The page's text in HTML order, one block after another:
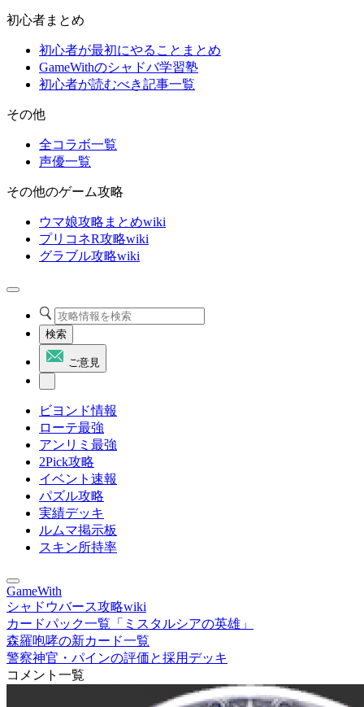
初心者まとめ
初心者が最初にやることまとめ
GameWithのシャドバ学習塾
初心者が読むべき記事一覧
その他
全コラボ一覧
声優一覧
その他のゲーム攻略
ウマ娘攻略まとめwiki
プリコネR攻略wiki
グラブル攻略wiki
検索
ご意見
ビヨンド情報
ローテ最強
アンリミ最強
2Pick攻略
イベント速報
パズル攻略
実績デッキ
ルムマ掲示板
スキン所持率
GameWith
シャドウバース攻略wiki
カードパック一覧「ミスタルシアの英雄」
森羅咆哮の新カード一覧
警察神官・パインの評価と採用デッキ
コメント一覧